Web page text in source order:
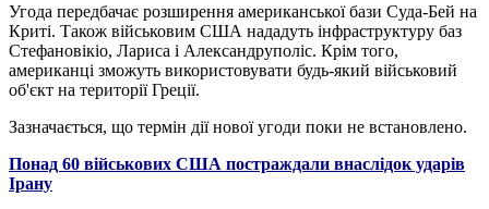
Угода передбачає розширення американської бази Суда-Бей на
Криті. Також військовим США нададуть інфраструктуру баз
Стефановікіо, Лариса і Александруполіс. Крім того,
американці зможуть використовувати будь-який військовий
об'єкт на території Греції.
Зазначається, що термін дії нової угоди поки не встановлено.
Понад 60 військових США постраждали внаслідок ударів
Ірану